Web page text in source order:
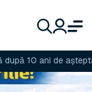
10 ani de așteptare